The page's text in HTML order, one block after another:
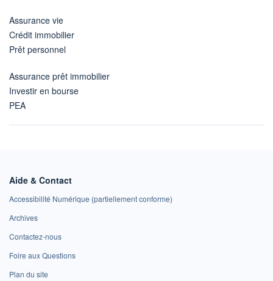
Assurance vie
Crédit immobilier
Prêt personnel
Assurance prêt immobilier
Investir en bourse
PEA
Aide & Contact
Accessibilité Numérique (partiellement conforme)
Archives
Contactez-nous
Foire aux Questions
Plan du site